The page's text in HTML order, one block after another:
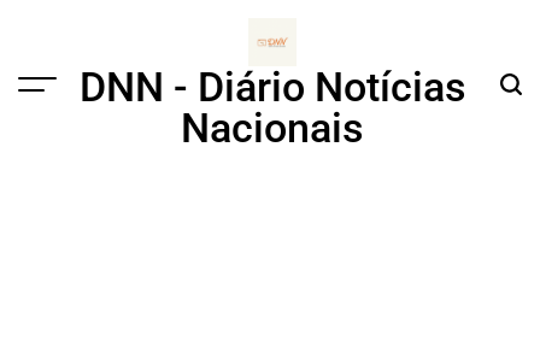
Menu
DNN - Diário Notícias
Nacionais